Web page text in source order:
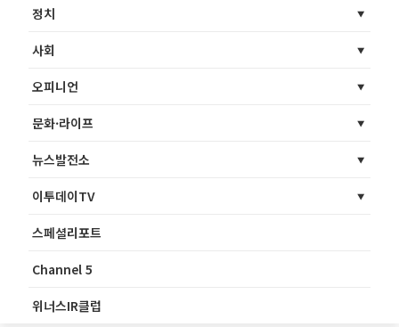
정치
사회
오피니언
문화·라이프
뉴스발전소
이투데이TV
스페셜리포트
Channel 5
위너스IR클럽